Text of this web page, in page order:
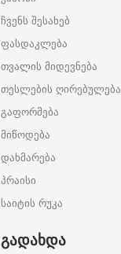
ჩვენს შესახებ
ფასდაკლება
თვალის მიდევნება
თესლების ღირებულება
გაფორმება
მიწოდება
დახმარება
პრაისი
საიტის რუკა
ᲒᲐᲓᲐᲮᲓᲐ